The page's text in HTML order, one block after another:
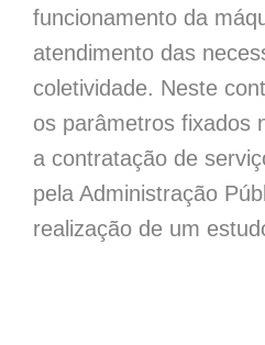
funcionamento da
atendimento das
coletividade. Neste
os parâmetros fixados
a contratação de
pela Administração
realização de um